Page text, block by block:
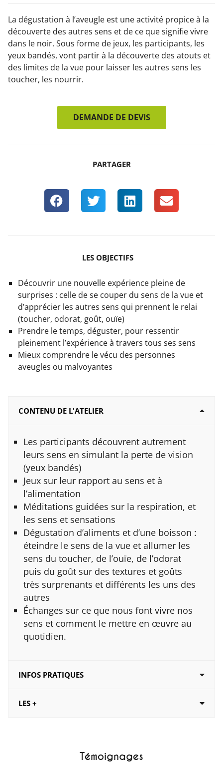
La dégustation à l’aveugle est une activité propice à la
découverte des autres sens et de ce que signifie vivre
dans le noir. Sous forme de jeux, les participants, les
yeux bandés, vont partir à la découverte des atouts et
des limites de la vue pour laisser les autres sens les
toucher, les nourrir.
DEMANDE DE DEVIS
PARTAGER
LES OBJECTIFS
Découvrir une nouvelle expérience pleine de
surprises : celle de se couper du sens de la vue et
d’apprécier les autres sens qui prennent le relai
(toucher, odorat, goût, ouïe)
Prendre le temps, déguster, pour ressentir
pleinement l’expérience à travers tous ses sens
Mieux comprendre le vécu des personnes
aveugles ou malvoyantes
CONTENU DE L'ATELIER
Les participants découvrent autrement
leurs sens en simulant la perte de vision
(yeux bandés)
Jeux sur leur rapport au sens et à
l’alimentation
Méditations guidées sur la respiration, et
les sens et sensations
Dégustation d’aliments et d’une boisson :
éteindre le sens de la vue et allumer les
sens du toucher, de l’ouïe, de l’odorat
puis du goût sur des textures et goûts
très surprenants et différents les uns des
autres
Échanges sur ce que nous font vivre nos
sens et comment le mettre en œuvre au
quotidien.
INFOS PRATIQUES
LES +
Témoignages